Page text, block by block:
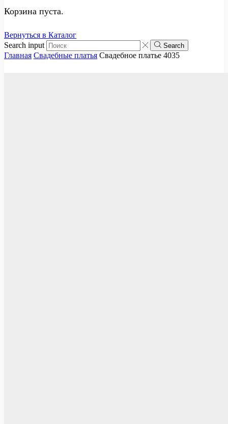
Корзина пуста.
Вернуться в Каталог
Search input
Search
Главная Свадебные платья Свадебное платье 4035